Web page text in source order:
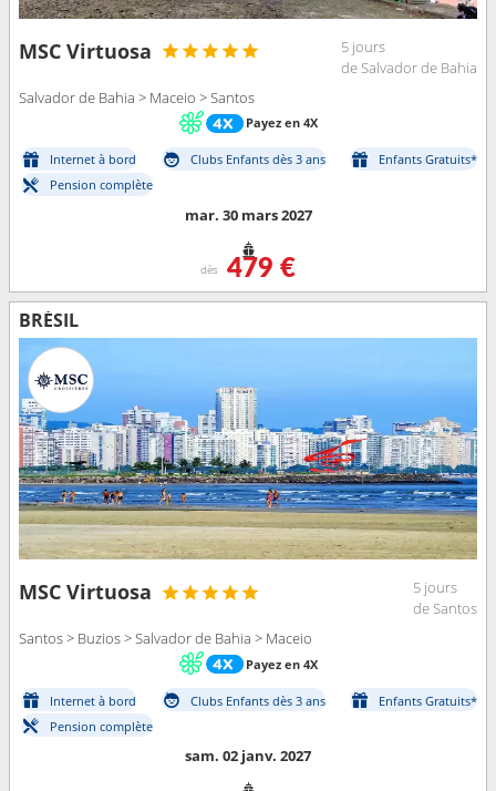
MSC Virtuosa
5 jours
de Salvador de Bahia
Salvador de Bahia > Maceio > Santos
Payez en 4X
Internet à bord Clubs Enfants dès 3 ans
Enfants Gratuits*
Pension complète
mar. 30 mars 2027
dès 479 €
BRÉSIL
MSC Virtuosa
5 jours
de Santos
Santos > Buzios > Salvador de Bahia > Maceio
Payez en 4X
Internet à bord Clubs Enfants dès 3 ans
Enfants Gratuits*
Pension complète
sam. 02 janv. 2027